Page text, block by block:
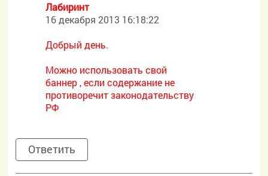
Лабиринт
16 декабря 2013 16:18:22
Добрый день.
Можно использовать свой
баннер , если содержание не
противоречит законодательству
РФ
Ответить